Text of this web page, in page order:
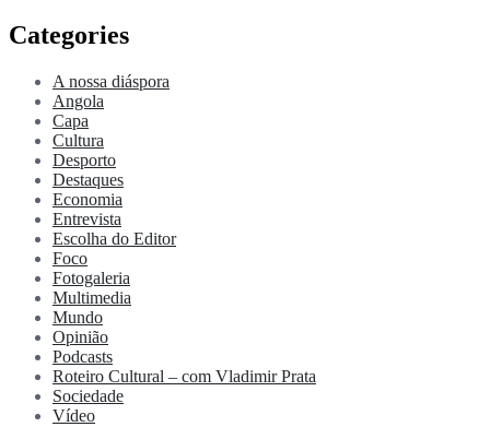
Categories
A nossa diáspora
Angola
Capa
Cultura
Desporto
Destaques
Economia
Entrevista
Escolha do Editor
Foco
Fotogaleria
Multimedia
Mundo
Opinião
Podcasts
Roteiro Cultural – com Vladimir Prata
Sociedade
Vídeo